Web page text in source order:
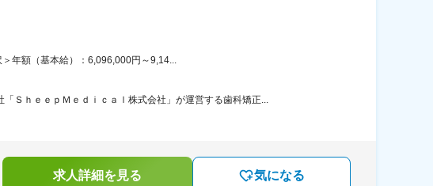
年額（基本給）：6,096,000円～9,14...
ＳｈｅｅｐＭｅｄｉｃａｌ株式会社」が運営する歯科矯正...
求人詳細を見る 気になる